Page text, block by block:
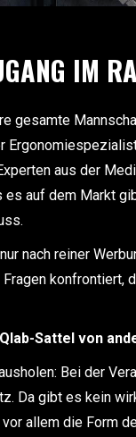
IM
gesamte
aus der
auf dem Markt
nach reiner
konfrontiert,
Sattel von
Bei der
Da gibt es kein
allem die Form